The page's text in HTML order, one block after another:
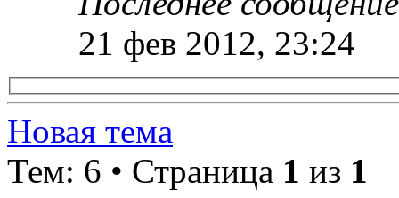
21 фев 2012, 23:24
Новая тема
Тем: 6 • Страница 1 из 1